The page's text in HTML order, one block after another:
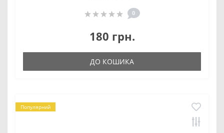
0
180 грн.
ДО КОШИКА
Популярний